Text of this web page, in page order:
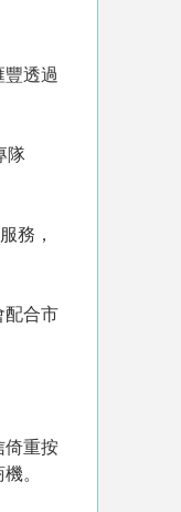
透過
隊
務，
配合市
倚重按
。